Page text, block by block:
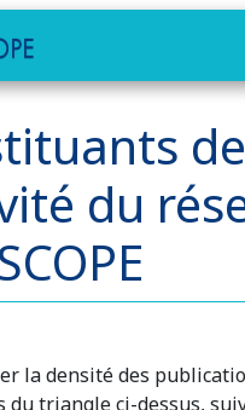
de
du
la densité des
du triangle ci-dessus,